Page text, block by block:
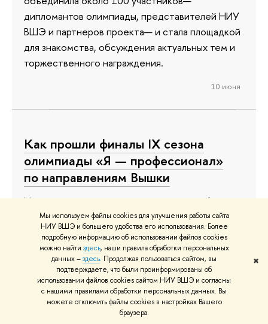
Мы используем файлы cookies для улучшения работы сайта
НИУ ВШЭ и большего удобства его использования. Более
подробную информацию об использовании файлов cookies
можно найти здесь, наши правила обработки персональных
данных –здесь. Продолжая пользоваться сайтом, вы
подтверждаете, что были проинформированы об
использовании файлов cookies сайтом НИУ ВШЭ и согласны
с нашими правилами обработки персональных данных. Вы
можете отключить файлы cookies в настройках Вашего
браузера.
✖
дипломантов олимпиады, представителей НИУ
ВШЭ и партнеров проекта— и стала площадкой
для знакомства, обсуждения актуальных тем и
торжественного награждения.
10 июня
Как прошли финалы IX сезона
олимпиады «Я — профессионал»
по направлениям Вышки
На площадке университета состоялись финалы
IX сезона олимпиады «Я — профессионал» по
направлениям «Дизайн», «Журналистика» и
«Бизнес-информатика». В отличие от прошлых
сезонов, в этом году защиты прошли очно, что
стало знаковым событием. Участники
собрались из разных уголков страны: из
Томской области, Приморского края,